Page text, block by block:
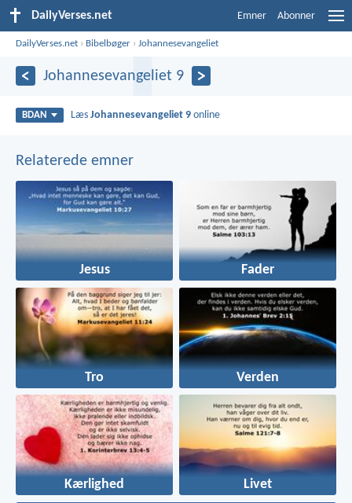
DailyVerses.net Emner Abonner
DailyVerses.net › Bibelbøger ›Johannesevangeliet
Johannesevangeliet 9
BDAN LæsJohannesevangeliet 9 online
Relaterede emner
Jesus Fader
Tro Verden
Kærlighed Livet